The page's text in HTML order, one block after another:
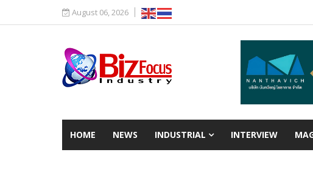
August 06, 2026
HOME NEWS INDUSTRIAL INTERVIEW